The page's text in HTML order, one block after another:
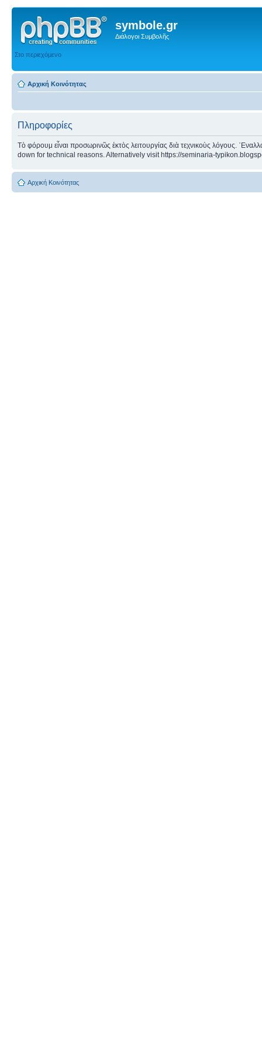
symbole.gr
Διάλογοι Συμβολῆς
Στο περιεχόμενο
Αρχική Κοινότητας
Πληροφορίες
Τὸ φόρουμ εἶναι προσωρινῶς ἐκτὸς λειτουργίας διὰ τεχνικοὺς λόγους.
down for technical reasons. Alternatively visit https://seminaria-
Αρχική Κοινότητας